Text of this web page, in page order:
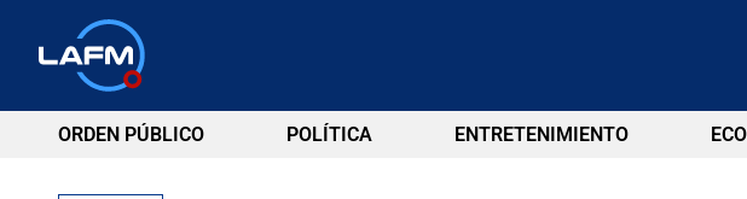
ORDEN PÚBLICO POLÍTICA ENTRETENIMIENTO